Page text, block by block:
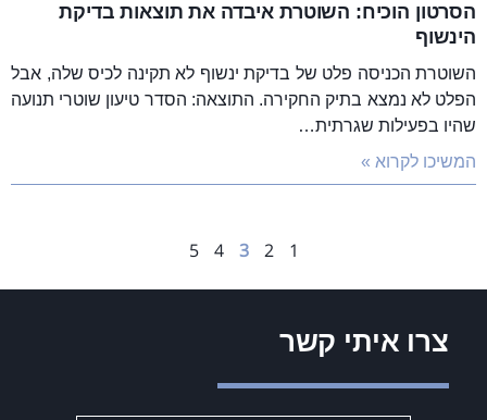
הסרטון הוכיח: השוטרת איבדה את תוצאות בדיקת
הינשוף
השוטרת הכניסה פלט של בדיקת ינשוף לא תקינה לכיס שלה, אבל
הפלט לא נמצא בתיק החקירה. התוצאה: הסדר טיעון שוטרי תנועה
שהיו בפעילות שגרתית…
המשיכו לקרוא »
1
2
3
4
5
צרו איתי קשר